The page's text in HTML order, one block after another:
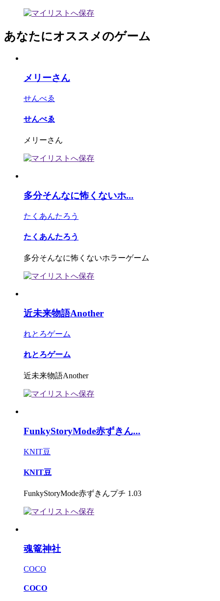
あなたにオススメのゲーム
メリーさん
せんべゑ
せんべゑ
メリーさん
多分そんなに怖くないホ...
たくあんたろう
たくあんたろう
多分そんなに怖くないホラーゲーム
近未来物語Another
れとろゲーム
れとろゲーム
近未来物語Another
FunkyStoryMode赤ずきん...
KNIT豆
KNIT豆
FunkyStoryMode赤ずきんプチ 1.03
魂篭神社
COCO
COCO